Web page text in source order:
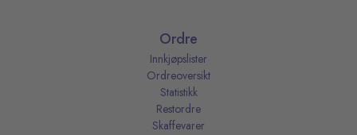
Ordre
Innkjøpslister
Ordreoversikt
Statistikk
Restordre
Skaffevarer